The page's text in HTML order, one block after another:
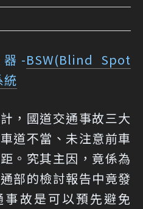
-BSW(Blind Spot
，國道交通事故三大
道不當、未注意前車
。究其主因，竟係為
部的檢討報告中竟發
故是可以預先避免